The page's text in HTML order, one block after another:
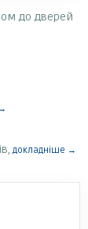
до дверей
докладніше →